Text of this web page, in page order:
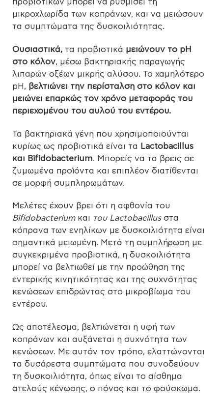
μικροχλωρίδα των κοπράνων, και να μειώσουν
τα συμπτώματα της δυσκοιλιότητας.
Ουσιαστικά, τα προβιοτικά μειώνουν το pH
στο κόλον, μέσω βακτηριακής παραγωγής
λιπαρών οξέων μικρής αλύσου. Το χαμηλότερο
pH, βελτιώνει την περίσταλση στο κόλον και
μειώνει επαρκώς τον χρόνο μεταφοράς του
περιεχομένου του αυλού του εντέρου.
Τα βακτηριακά γένη που χρησιμοποιούνται
κυρίως ως προβιοτικά είναι τα Lactobacillus
και Bifidobacterium. Μπορείς να τα βρεις σε
ζυμωμένα προϊόντα και επιπλέον διατίθενται
σε μορφή συμπληρωμάτων.
Μελέτες έχουν βρει ότι η αφθονία του
Bifidobacteriumκαι του Lactobacillusστα
κόπρανα των ενηλίκων με δυσκοιλιότητα είναι
σημαντικά μειωμένη. Μετά τη συμπλήρωση με
συγκεκριμένα προβιοτικά, η δυσκοιλιότητα
μπορεί να βελτιωθεί με την προώθηση της
εντερικής κινητικότητας και της συχνότητας
κενώσεων επιδρώντας στο μικροβίωμα του
εντέρου.
Ως αποτέλεσμα, βελτιώνεται η υφή των
κοπράνων και αυξάνεται η συχνότητα των
κενώσεων. Με αυτόν τον τρόπο, ελαττώνονται
τα δυσάρεστα συμπτώματα που συνοδεύουν
τη δυσκοιλιότητα, όπως είναι το αίσθημα
ατελούς κένωσης, ο πόνος και το φούσκωμα.